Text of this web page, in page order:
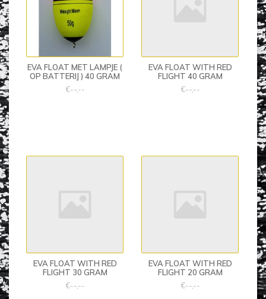
EVA FLOAT MET LAMPJE (
OP BATTERIJ ) 40 GRAM
€--,--
EVA FLOAT WITH RED
FLIGHT 40 GRAM
€--,--
EVA FLOAT WITH RED
FLIGHT 30 GRAM
€--,--
EVA FLOAT WITH RED
FLIGHT 20 GRAM
€--,--